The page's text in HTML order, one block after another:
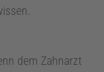
dem Zahnarzt